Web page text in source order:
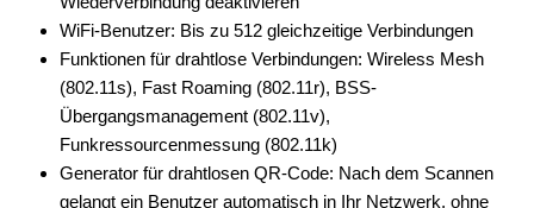
WiFi-Benutzer: Bis zu 512 gleichzeitige Verbindungen
Funktionen für drahtlose Verbindungen: Wireless Mesh
(802.11s), Fast Roaming (802.11r), BSS-
Übergangsmanagement (802.11v),
Funkressourcenmessung (802.11k)
Generator für drahtlosen QR-Code: Nach dem Scannen
gelangt ein Benutzer automatisch in Ihr Netzwerk, ohne